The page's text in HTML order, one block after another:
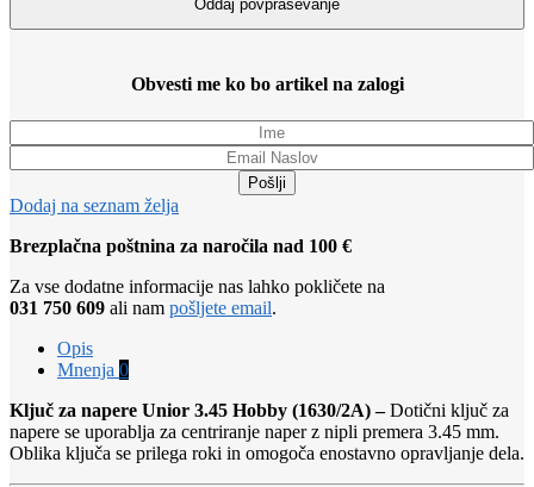
Obvesti me ko bo artikel na zalogi
Pošlji
Dodaj na seznam želja
Brezplačna poštnina za naročila nad 100 €
Za vse dodatne informacije nas lahko pokličete na
031 750 609 ali nam pošljete email.
Opis
Mnenja 0
Ključ za napere Unior 3.45 Hobby (1630/2A) –Dotični ključ za
napere se uporablja za centriranje naper z nipli premera 3.45 mm.
Oblika ključa se prilega roki in omogoča enostavno opravljanje dela.